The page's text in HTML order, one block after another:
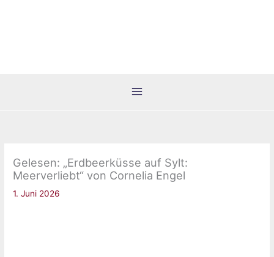
Gelesen: „Erdbeerküsse auf Sylt:
Meerverliebt“ von Cornelia Engel
1. Juni 2026